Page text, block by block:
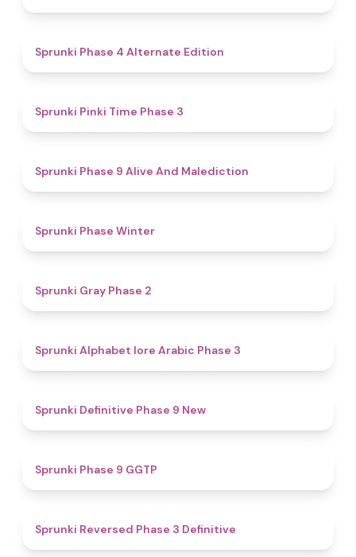
Sprunki Phase 4 Alternate Edition
Sprunki Pinki Time Phase 3
Sprunki Phase 9 Alive And Malediction
Sprunki Phase Winter
Sprunki Gray Phase 2
Sprunki Alphabet lore Arabic Phase 3
Sprunki Definitive Phase 9 New
Sprunki Phase 9 GGTP
Sprunki Reversed Phase 3 Definitive